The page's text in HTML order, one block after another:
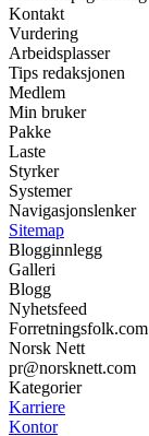
Kontakt
Vurdering
Arbeidsplasser
Tips redaksjonen
Medlem
Min bruker
Pakke
Laste
Styrker
Systemer
Navigasjonslenker
Sitemap
Blogginnlegg
Galleri
Blogg
Nyhetsfeed
Forretningsfolk.com
Norsk Nett
pr@norsknett.com
Kategorier
Karriere
Kontor